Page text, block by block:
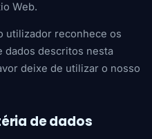
Web.
utilizador reconhece os
dados descritos nesta
deixe de utilizar o nosso
de dados